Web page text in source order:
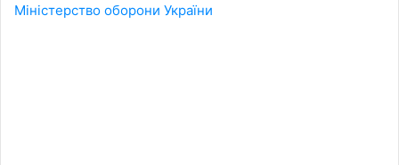
Міністерство оборони України